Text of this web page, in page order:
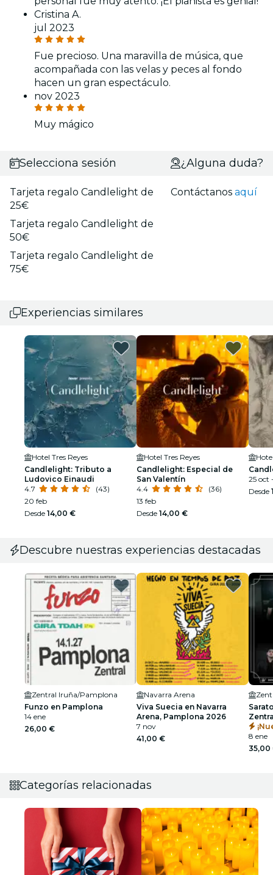
Cristina A.
jul 2023
Fue precioso. Una maravilla de música, que
acompañada con las velas y peces al fondo
hacen un gran espectáculo.
nov 2023
Muy mágico
Selecciona sesión
Tarjeta regalo Candlelight de
25€
Tarjeta regalo Candlelight de
50€
Tarjeta regalo Candlelight de
75€
¿Alguna duda?
Contáctanosaquí
Experiencias similares
Hotel Tres Reyes
Candlelight: Tributo a
Ludovico Einaudi
4.7
(43)
20 feb
Desde 14,00 €
Hotel Tres Reyes
Candlelight: Especial de
San Valentín
4.4
(36)
13 feb
Desde 14,00 €
25 oct
Desde
Descubre nuestras experiencias destacadas
Zentral Iruña/Pamplona
Funzo en Pamplona
14 ene
26,00 €
Navarra Arena
Viva Suecia en Navarra
Arena, Pamplona 2026
7 nov
41,00 €
8 ene
35,00
Categorías relacionadas